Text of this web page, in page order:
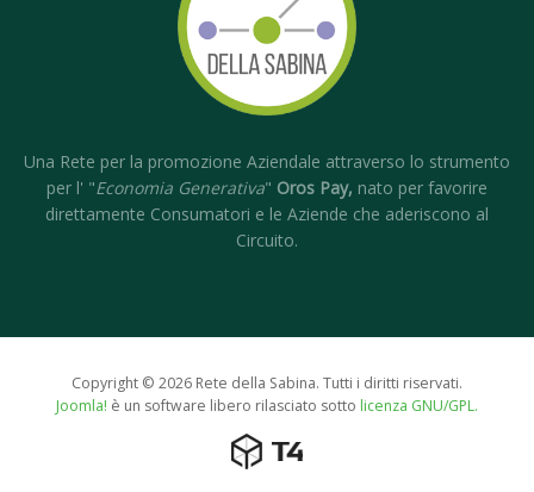
Una Rete per la promozione Aziendale attraverso lo strumento
per l' "Economia Generativa" Oros Pay, nato per favorire
direttamente Consumatori e le Aziende che aderiscono al
Circuito.
Copyright © 2026 Rete della Sabina. Tutti i diritti riservati.
Joomla! è un software libero rilasciato sotto licenza GNU/GPL.